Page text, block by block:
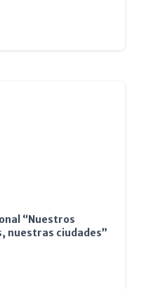
“Nuestros
nuestras ciudades”